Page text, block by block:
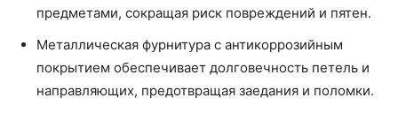
предметами, сокращая риск повреждений и пятен.
Металлическая фурнитура с антикоррозийным
покрытием обеспечивает долговечность петель и
направляющих, предотвращая заедания и поломки.